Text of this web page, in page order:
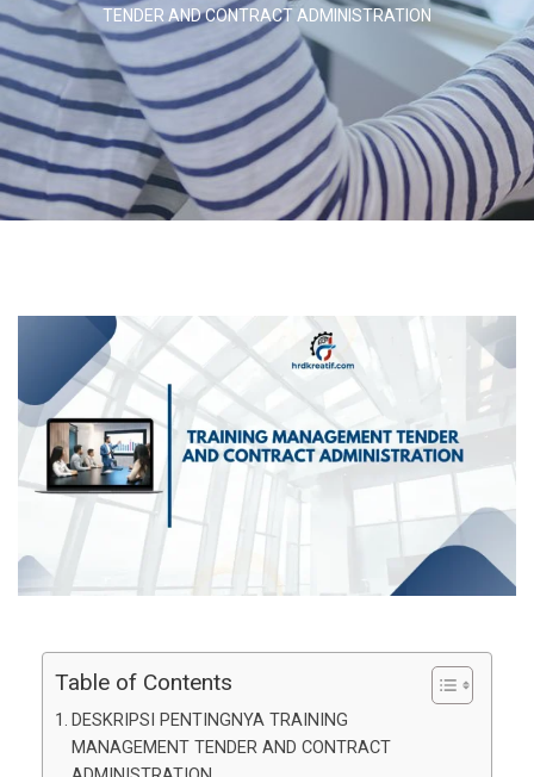
TENDER AND CONTRACT ADMINISTRATION
Table of Contents
DESKRIPSI PENTINGNYA TRAINING
MANAGEMENT TENDER AND CONTRACT